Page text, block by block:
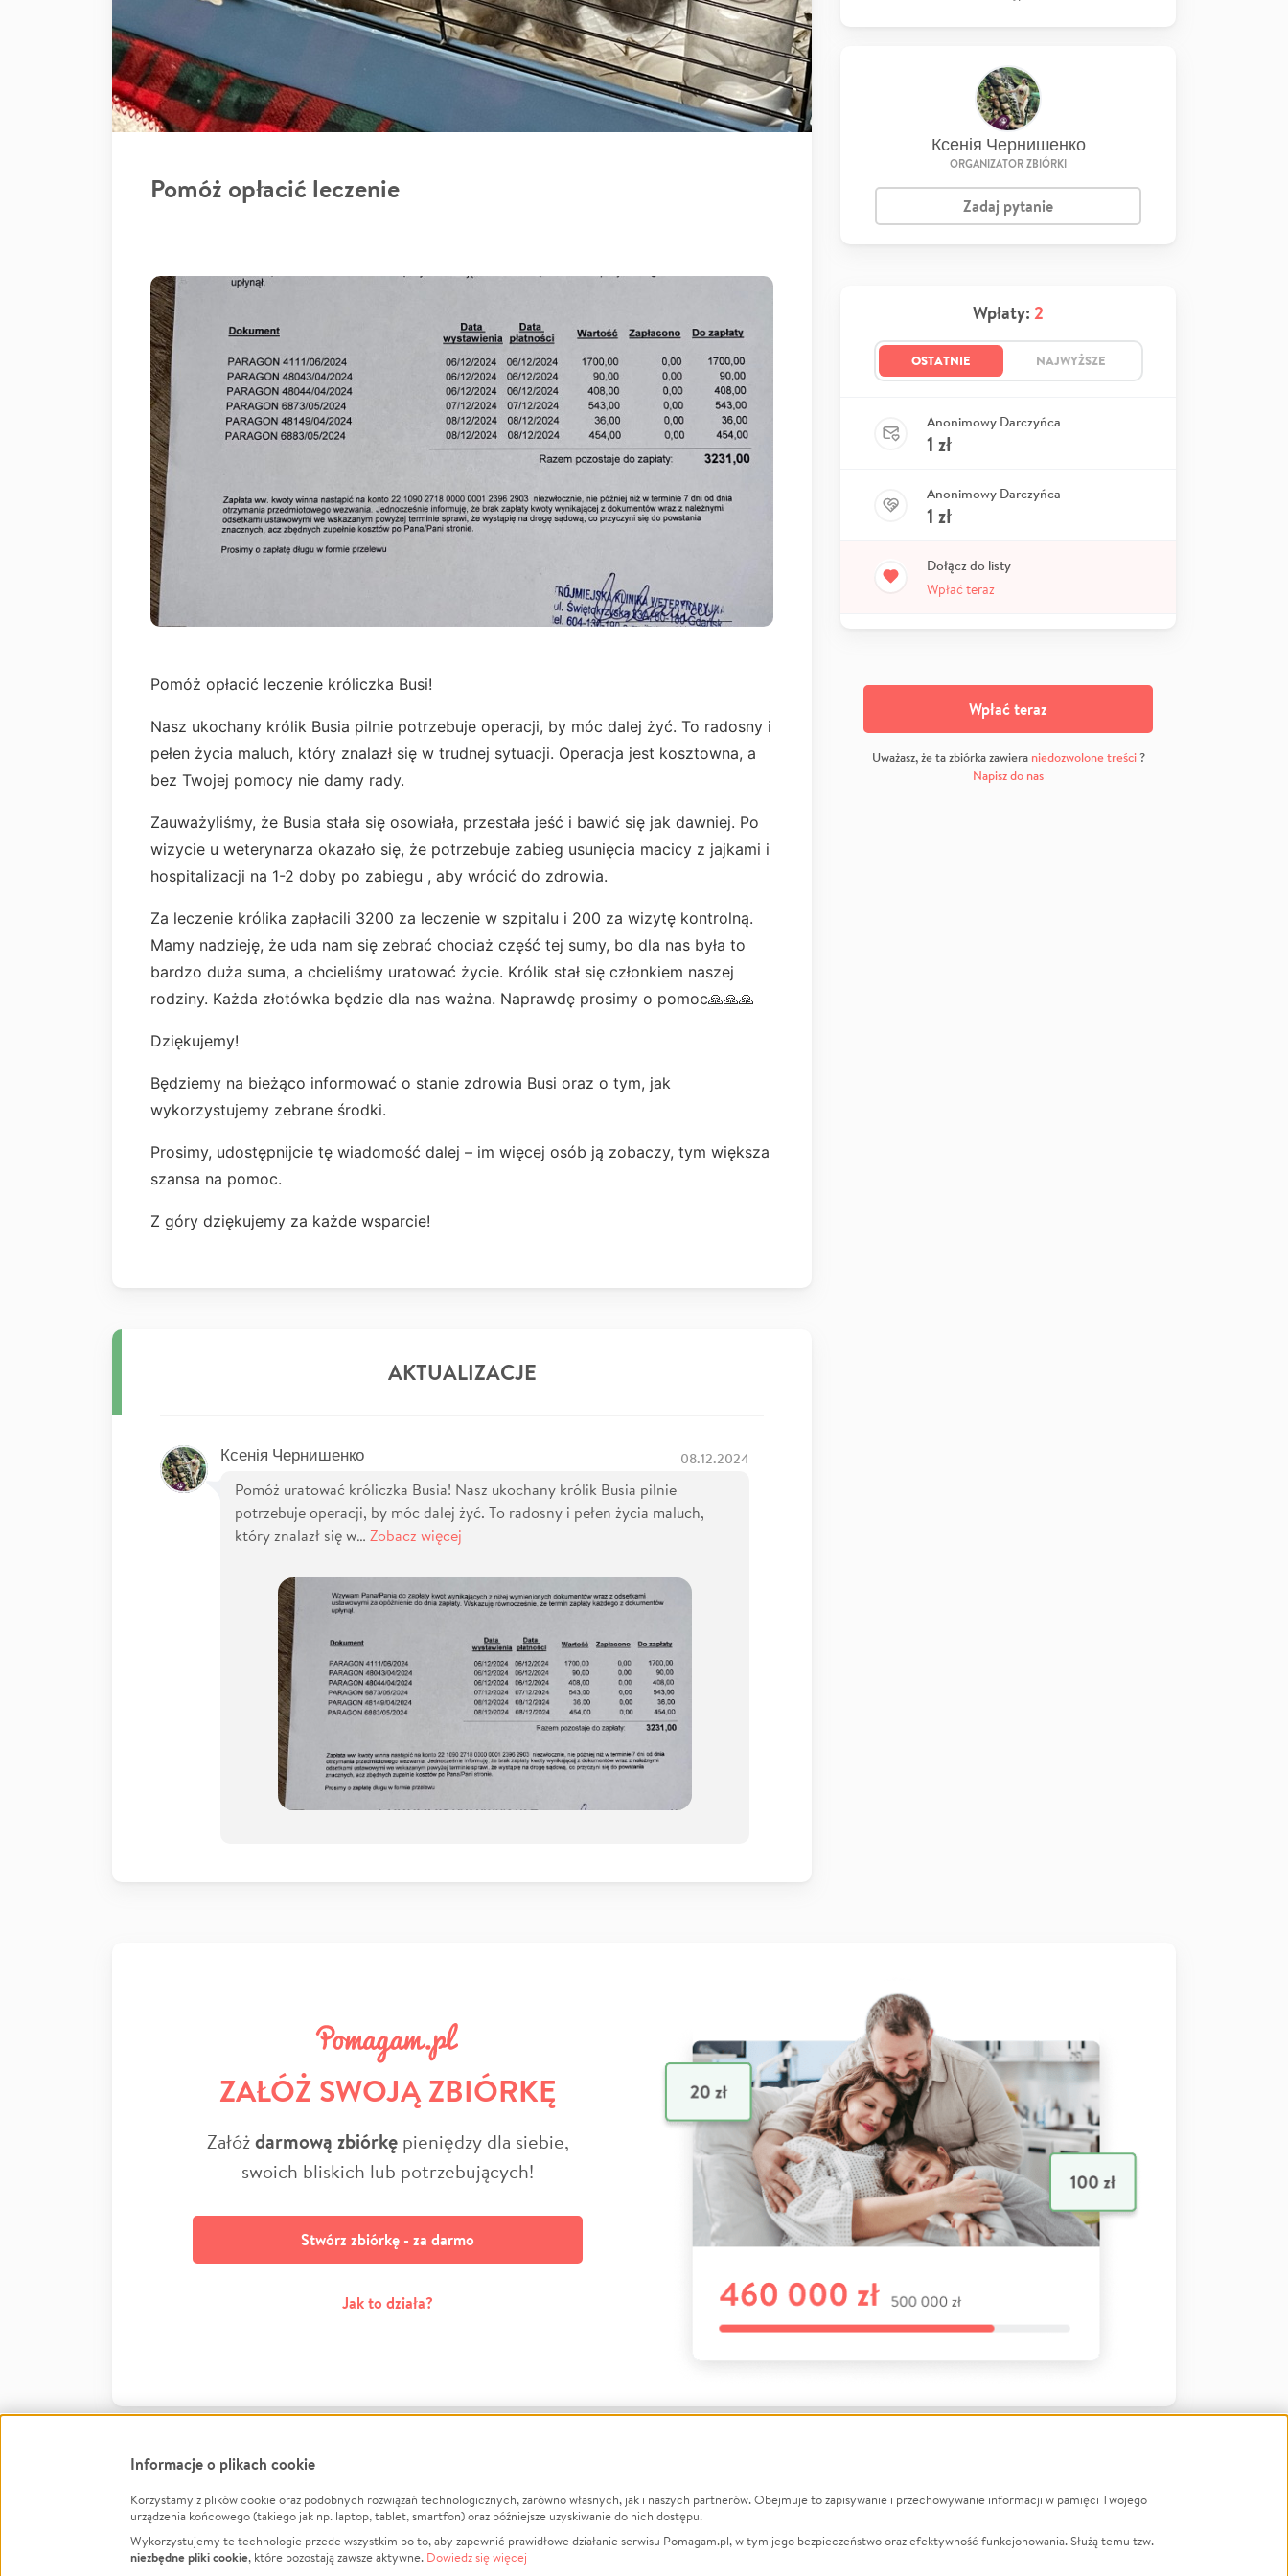
Pomóż opłacić leczenie
Pomóż opłacić leczenie króliczka Busi!
Nasz ukochany królik Busia pilnie potrzebuje operacji, by móc dalej żyć. To radosny i
pełen życia maluch, który znalazł się w trudnej sytuacji. Operacja jest kosztowna, a
bez Twojej pomocy nie damy rady.
Zauważyliśmy, że Busia stała się osowiała, przestała jeść i bawić się jak dawniej. Po
wizycie u weterynarza okazało się, że potrzebuje zabieg usunięcia macicy z jajkami i
hospitalizacji na 1-2 doby po zabiegu , aby wrócić do zdrowia.
Za leczenie królika zapłacili 3200 za leczenie w szpitalu i 200 za wizytę kontrolną.
Mamy nadzieję, że uda nam się zebrać chociaż część tej sumy, bo dla nas była to
bardzo duża suma, a chcieliśmy uratować życie. Królik stał się członkiem naszej
rodziny. Każda złotówka będzie dla nas ważna. Naprawdę prosimy o pomoc🙏🙏🙏
Dziękujemy!
Będziemy na bieżąco informować o stanie zdrowia Busi oraz o tym, jak
wykorzystujemy zebrane środki.
Prosimy, udostępnijcie tę wiadomość dalej – im więcej osób ją zobaczy, tym większa
szansa na pomoc.
Z góry dziękujemy za każde wsparcie!
AKTUALIZACJE
Ксенія Чернишенко 08.12.2024
Pomóż uratować króliczka Busia! Nasz ukochany królik Busia pilnie
potrzebuje operacji, by móc dalej żyć. To radosny i pełen życia maluch,
który znalazł się w… Zobacz więcej
Ксенія Чернишенко
ORGANIZATOR ZBIÓRKI
Zadaj pytanie
Wpłaty: 2
OSTATNIE NAJWYŻSZE
Anonimowy Darczyńca
1 zł
Anonimowy Darczyńca
1 zł
Dołącz do listy
Wpłać teraz
Wpłać teraz
Uważasz, że ta zbiórka zawiera niedozwolone treści?
Napisz do nas
ZAŁÓŻ SWOJĄ ZBIÓRKĘ
Załóżdarmową zbiórkępieniędzy dla siebie,
swoich bliskich lub potrzebujących!
Stwórz zbiórkę - za darmo
Jak to działa?
FacebookTwitter Instagram
Informacje
Jak to działa?
O nas
Opinie
Zbieraj na
Leczenie
LGBTQ+
Informacje o plikach cookie
Korzystamy z plików cookie oraz podobnych rozwiązań technologicznych, zarówno własnych, jak i naszych partnerów. Obejmuje to zapisywanie i przechowywanie informacji w pamięci Twojego
urządzenia końcowego (takiego jak np. laptop, tablet, smartfon) oraz późniejsze uzyskiwanie do nich dostępu.
Wykorzystujemy te technologie przede wszystkim po to, aby zapewnić prawidłowe działanie serwisu Pomagam.pl, w tym jego bezpieczeństwo oraz efektywność funkcjonowania. Służą temu tzw.
niezbędne pliki cookie, które pozostają zawsze aktywne. Dowiedz się więcej